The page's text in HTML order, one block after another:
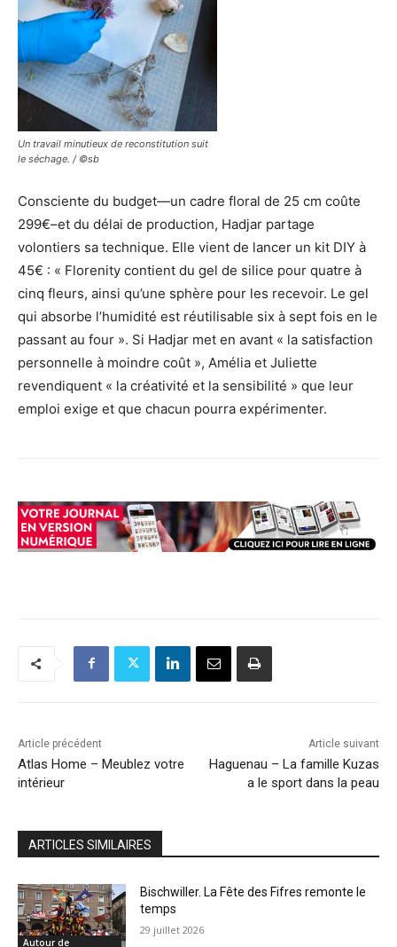
Un travail minutieux de reconstitution suit
le séchage. / ©sb
Consciente du budget—un cadre floral de 25 cm coûte
299€–et du délai de production, Hadjar partage
volontiers sa technique. Elle vient de lancer un kit DIY à
45€ : « Florenity contient du gel de silice pour quatre à
cinq fleurs, ainsi qu’une sphère pour les recevoir. Le gel
qui absorbe l’humidité est réutilisable six à sept fois en le
passant au four ». Si Hadjar met en avant « la satisfaction
personnelle à moindre coût », Amélia et Juliette
revendiquent « la créativité et la sensibilité » que leur
emploi exige et que chacun pourra expérimenter.
Article précédent
Atlas Home – Meublez votre
intérieur
Article suivant
Haguenau – La famille Kuzas
a le sport dans la peau
ARTICLES SIMILAIRES
Autour de
Bischwiller. La Fête des Fifres remonte le
temps
29 juillet 2026